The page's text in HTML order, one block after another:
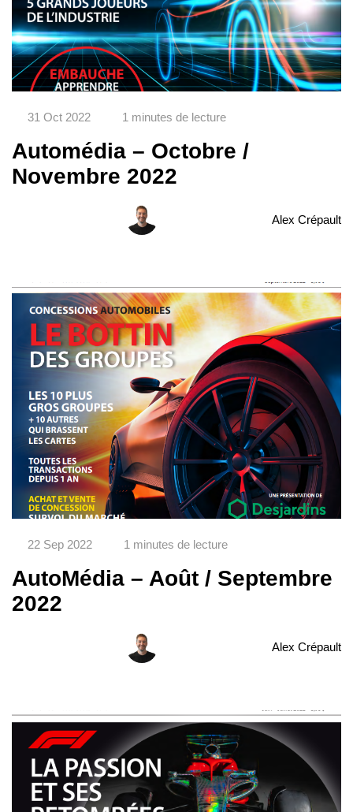
31 Oct 2022 1 minutes de lecture
Automédia – Octobre /
Novembre 2022
Alex Crépault
22 Sep 2022 1 minutes de lecture
AutoMédia – Août / Septembre
2022
Alex Crépault